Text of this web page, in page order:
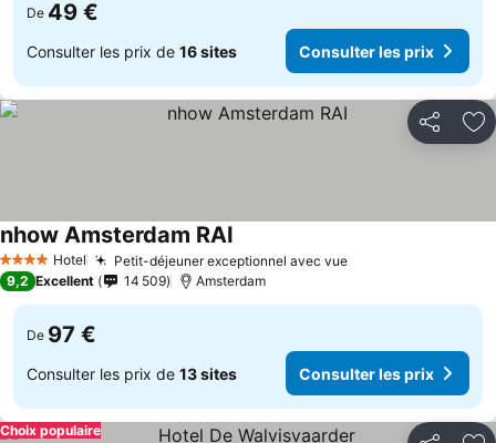
De 49 €
Consulter les prix de 16 sites Consulter les prix
Partager
4 Étoiles Hotel Petit-déjeuner exceptionnel avec vue
nhow Amsterdam RAI
9,2 Excellent 14 509 Amsterdam
De 97 €
Consulter les prix de 13 sites Consulter les prix
Choix populaire